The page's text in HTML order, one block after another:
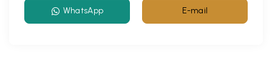
WhatsApp E-mail